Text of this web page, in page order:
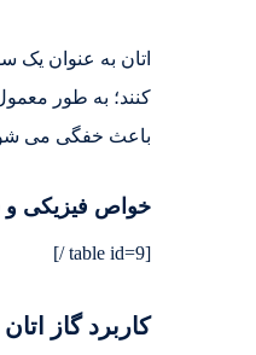
اتان به عنوان
کنند؛ به طور
باعث خفگی می شود.در دمای اتان
خواص فیزیکی و
[table id=9 /]
کاربرد گاز اتان